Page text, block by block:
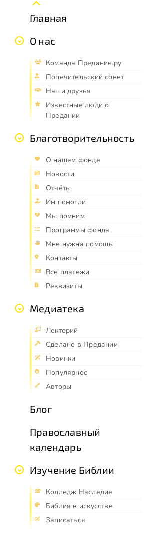
Главная
О нас
Команда Предание.ру
Попечительский совет
Наши друзья
Известные люди о
Предании
Благотворительность
О нашем фонде
Новости
Отчёты
Им помогли
Мы помним
Программы фонда
Мне нужна помощь
Контакты
Все платежи
Реквизиты
Медиатека
Лекторий
Сделано в Предании
Новинки
Популярное
Авторы
Блог
Православный
календарь
Изучение Библии
Колледж Наследие
Библия в искусстве
Записаться